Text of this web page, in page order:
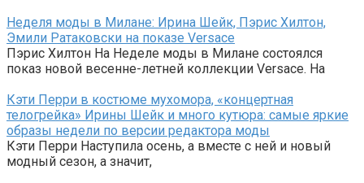
Неделя моды в Милане: Ирина Шейк, Пэрис Хилтон,
Эмили Ратаковски на показе Versace
Пэрис Хилтон На Неделе моды в Милане состоялся
показ новой весенне-летней коллекции Versace. На
Кэти Перри в костюме мухомора, «концертная
телогрейка» Ирины Шейк и много кутюра: самые яркие
образы недели по версии редактора моды
Кэти Перри Наступила осень, а вместе с ней и новый
модный сезон, а значит,